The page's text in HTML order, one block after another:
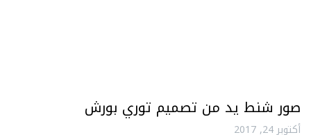
صور شنط يد من تصميم توري بورش
أكتوبر 24, 2017